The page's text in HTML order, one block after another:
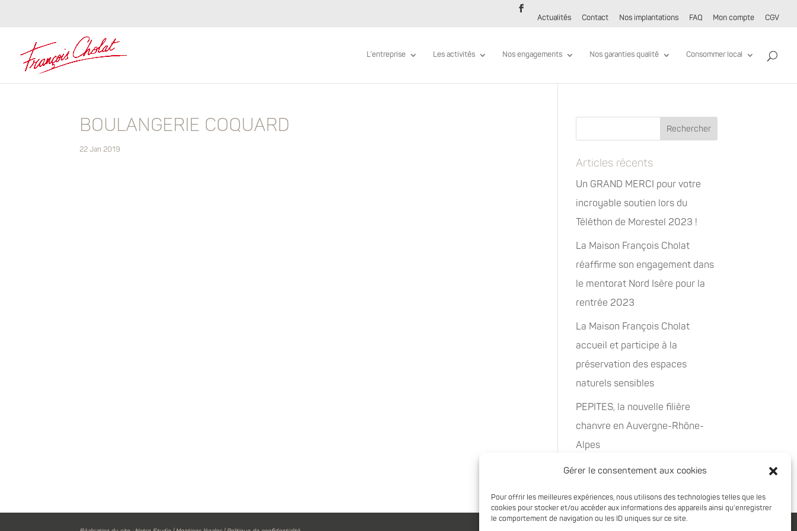
Gérer le consentement aux cookies
Pour offrir les meilleures expériences, nous utilisons des technologies telles que les
cookies pour stocker et/ou accéder aux informations des appareils ainsi qu'enregistrer
le comportement de navigation ou les ID uniques sur ce site.
Actualités Contact Nos implantations FAQ Mon compte CGV
L’entreprise Les activités Nos engagements Nos garanties qualité Consommer local
BOULANGERIE COQUARD
22 Jan 2019
Articles récents
Un GRAND MERCI pour votre
incroyable soutien lors du
Téléthon de Morestel 2023 !
La Maison François Cholat
réaffirme son engagement dans
le mentorat Nord Isère pour la
rentrée 2023
La Maison François Cholat
accueil et participe à la
préservation des espaces
naturels sensibles
PEPITES, la nouvelle filière
chanvre en Auvergne-Rhône-
Alpes
Rachat de 5 sites à Oxyane